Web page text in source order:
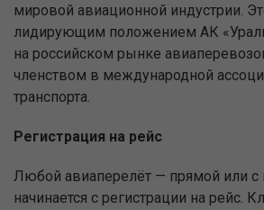
мировой авиационной индустрии.
лидирующим положением АК
на российском рынке
членством в международной
транспорта.
Регистрация на рейс
Любой авиаперелёт — прямой или с
начинается с регистрации на рейс.